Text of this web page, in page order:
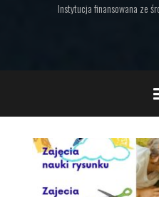
Instytucja finansowana ze